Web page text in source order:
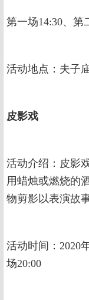
第一场14:30、第
活动地点：夫子
皮影戏
活动介绍：皮影
用蜡烛或燃烧的
物剪影以表演故
活动时间：2020
场20:00